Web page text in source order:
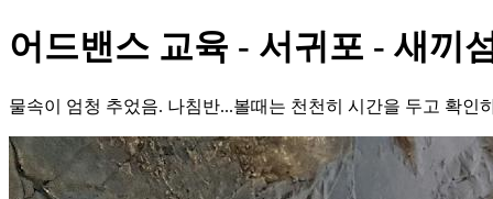
어드밴스 교육 - 서귀포 - 새끼
물속이 엄청 추었음. 나침반...볼때는 천천히 시간을 두고 확인